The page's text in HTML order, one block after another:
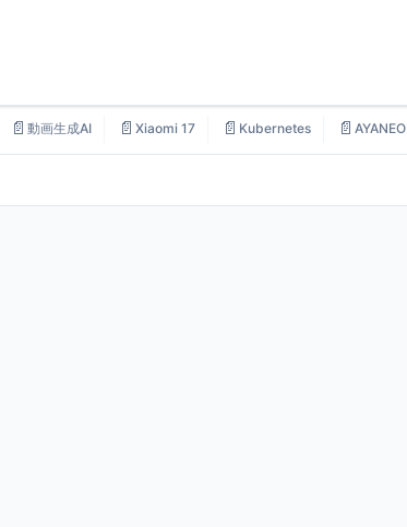
📄 動画生成AI 📄 Xiaomi 17 📄 Kubernetes 📄 AYANEO